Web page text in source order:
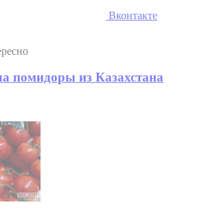
Вконтакте
помидоры из Казахстана